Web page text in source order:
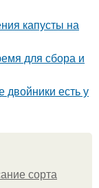
капусты на
для сбора и
двойники есть у
сорта